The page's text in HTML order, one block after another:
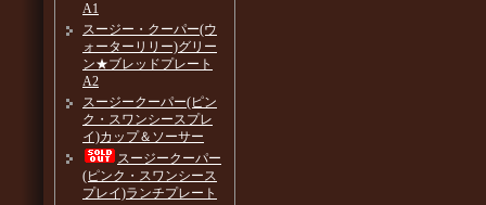
A1
スージー・クーパー(ウ
ォーターリリー)グリー
ン★ブレッドプレート
A2
スージークーパー(ピン
ク・スワンシースプレ
イ)カップ＆ソーサー
スージークーパー
(ピンク・スワンシース
プレイ)ランチプレート